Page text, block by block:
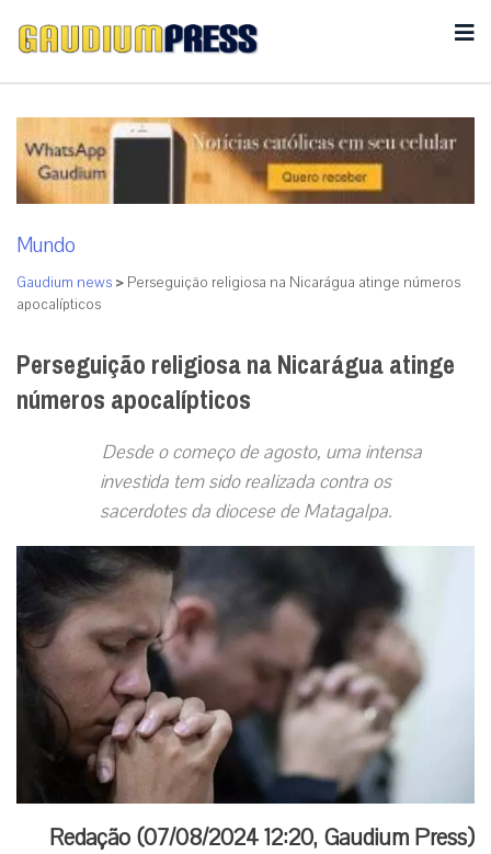
Mundo
Gaudium news > Perseguição religiosa na Nicarágua atinge números
apocalípticos
Perseguição religiosa na Nicarágua atinge
números apocalípticos
Desde o começo de agosto, uma intensa
investida tem sido realizada contra os
sacerdotes da diocese de Matagalpa.
Redação (07/08/2024 12:20, Gaudium Press)